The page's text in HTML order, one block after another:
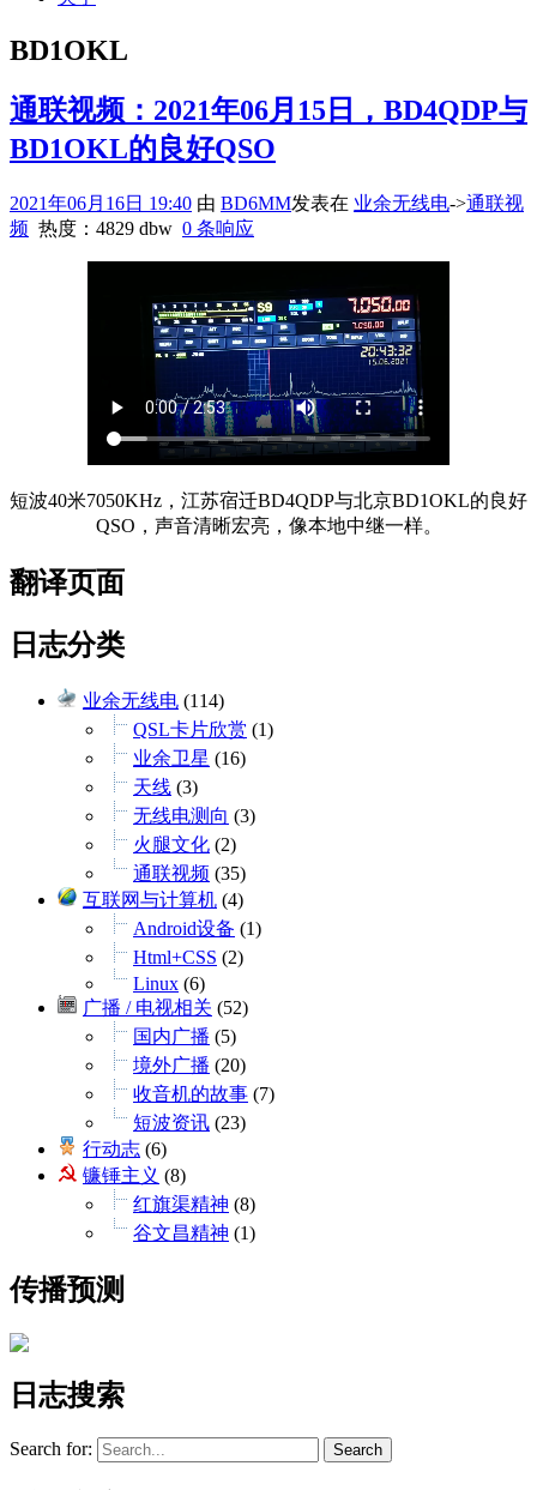
BD1OKL
通联视频：2021年06月15日，BD4QDP与
BD1OKL的良好QSO
2021年06月16日 19:40 由 BD6MM发表在 业余无线电->通联视
频 热度：4829 dbw 0 条响应
短波40米7050KHz，江苏宿迁BD4QDP与北京BD1OKL的良好
QSO，声音清晰宏亮，像本地中继一样。
翻译页面
日志分类
业余无线电 (114)
QSL卡片欣赏 (1)
业余卫星 (16)
天线 (3)
无线电测向 (3)
火腿文化 (2)
通联视频 (35)
互联网与计算机 (4)
Android设备 (1)
Html+CSS (2)
Linux (6)
广播 / 电视相关 (52)
国内广播 (5)
境外广播 (20)
收音机的故事 (7)
短波资讯 (23)
行动志 (6)
镰锤主义 (8)
红旗渠精神 (8)
谷文昌精神 (1)
传播预测
日志搜索
Search for: